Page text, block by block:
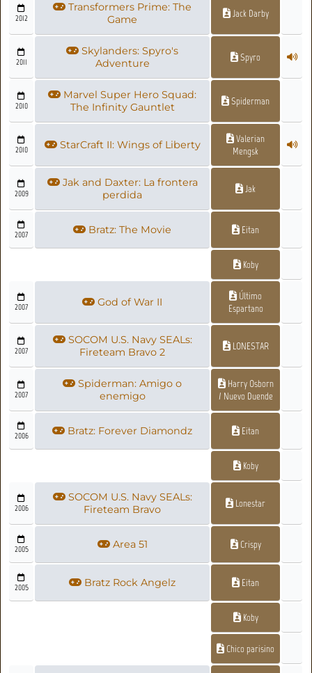
2012
Transformers Prime: The
Game
Jack Darby
2011
Skylanders: Spyro's
Adventure
Spyro
2010
Marvel Super Hero Squad:
The Infinity Gauntlet
Spiderman
2010 StarCraft II: Wings of Liberty
Valerian
Mengsk
2009
Jak and Daxter: La frontera
perdida
Jak
2007 Bratz: The Movie Eitan
Koby
2007 God of War II
Último
Espartano
2007
SOCOM U.S. Navy SEALs:
Fireteam Bravo 2
LONESTAR
2007
Spiderman: Amigo o
enemigo
Harry Osborn
/ Nuevo Duende
2006 Bratz: Forever Diamondz Eitan
Koby
2006
SOCOM U.S. Navy SEALs:
Fireteam Bravo
Lonestar
2005 Area 51 Crispy
2005 Bratz Rock Angelz Eitan
Koby
Chico parisino